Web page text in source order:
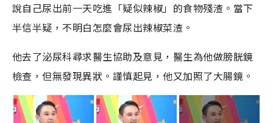
說自己尿出前一天吃進「疑似辣椒」的食物殘渣。當下
半信半疑，不明白怎麼會尿出辣椒菜渣。
他去了泌尿科尋求醫生協助及意見，醫生為他做膀胱鏡
檢查，但無發現異狀。謹慎起見，他又加照了大腸鏡。